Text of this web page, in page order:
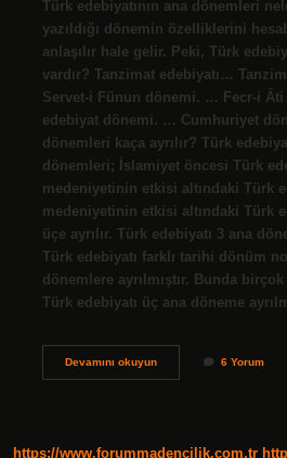
Türk edebiyatının ana dönemleri
yazıldığı dönemin özelliklerini
anlaşılır hale gelir. Peki, Türk
vardır? Tanzimat edebiyatı…
Servet-i Fünun dönemi. … Fecr-i
edebiyat dönemi. … Cumhuriyet
dönemleri kaça ayrılır? Türk
dönemleri; İslamiyet öncesi Türk
medeniyetinin etkisi altındaki Türk
medeniyetinin etkisi altındaki Türk
üçe ayrılır. Türk edebiyatı 3 ana
Türk edebiyatı farklı tarihi dönüm
dönemlere ayrılmıştır. Bunda
Türk edebiyatı üç ana döneme
Devamını okuyunTürk
6 Yorum
https://www.forummadencilik.com.tr